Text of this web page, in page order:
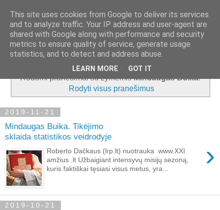
Rodomi pranešimai su žymėmisMindaugas Buika.
Rodyti visus pranešimus
2019-11-21
Mindaugas Buika. Tikėjimo
sklaida statistikos veidrodyje
›
Roberto Dačkaus (lrp.lt) nuotrauka www.XXI
amžius .lt Užbaigiant intensyvų misijų sezoną,
kuris faktiškai tęsiasi visus metus, yra...
2019-10-21
This site uses cookies from Google to deliver its services
and to analyze traffic. Your IP address and user-agent are
shared with Google along with performance and security
metrics to ensure quality of service, generate usage
statistics, and to detect and address abuse.
LEARN MORE GOT IT